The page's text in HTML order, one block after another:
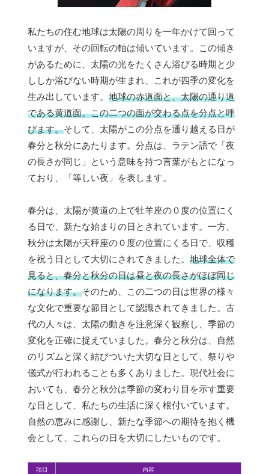
私たちの住む地球は太陽の周りを一年かけて回って
いますが、その回転の軸は傾いています。この傾き
があるために、太陽の光をたくさん浴びる時期と少
ししか浴びない時期が生まれ、これが四季の変化を
生み出しています。 地球の赤道面と、太陽の通り道
である黄道面。この二つの面が交わる点を分点と呼
びます。そして、太陽がこの分点を通り越える日が
春分と秋分にあたります。分点は、ラテン語で「夜
の長さが同じ」という意味を持つ言葉がもとになっ
ており、「等しい夜」を表します。
春分は、太陽が黄道の上で牡羊座の０度の位置にく
る日で、新たな始まりの日とされています。一方、
秋分は太陽が天秤座の０度の位置にくる日で、収穫
を祝う日として大切にされてきました。 地球全体で
見ると、春分と秋分の日は昼と夜の長さがほぼ同じ
になります。そのため、この二つの日は世界の様々
な文化で重要な節目として認識されてきました。古
代の人々は、太陽の動きを注意深く観察し、季節の
変化を正確に捉えていました。春分と秋分は、自然
のリズムと深く結びついた大切な日として、祭りや
儀式が行われることも多くありました。現代社会に
おいても、春分と秋分は季節の変わり目を示す重要
な日として、私たちの生活に深く根付いています。
自然の恵みに感謝し、新たな季節への期待を抱く機
会として、これらの日を大切にしたいものです。
項目 内容